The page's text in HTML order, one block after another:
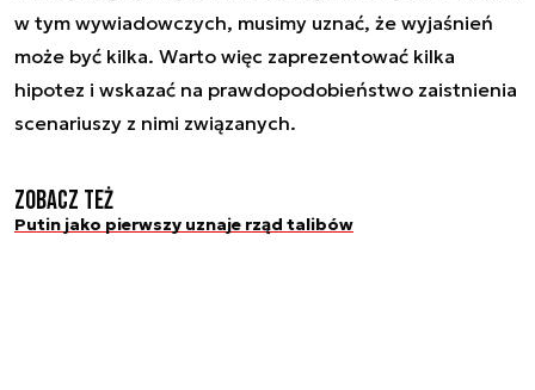
w tym wywiadowczych, musimy uznać, że wyjaśnień
może być kilka. Warto więc zaprezentować kilka
hipotez i wskazać na prawdopodobieństwo zaistnienia
scenariuszy z nimi związanych.
Zobacz też
Putin jako pierwszy uznaje rząd talibów